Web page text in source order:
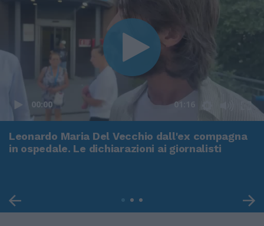
00:00 01:16
Leonardo Maria Del Vecchio dall'ex compagna
in ospedale. Le dichiarazioni ai giornalisti